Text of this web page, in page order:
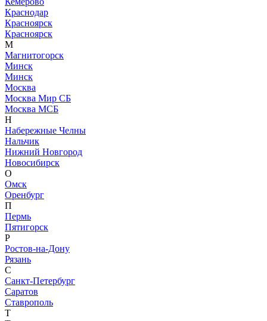
Краснодар
Красноярск
Красноярск
М
Магнитогорск
Минск
Минск
Москва
Москва Мир СБ
Москва МСБ
Н
Набережные Челны
Нальчик
Нижний Новгород
Новосибирск
О
Омск
Оренбург
П
Пермь
Пятигорск
Р
Ростов-на-Дону
Рязань
С
Санкт-Петербург
Саратов
Ставрополь
Т